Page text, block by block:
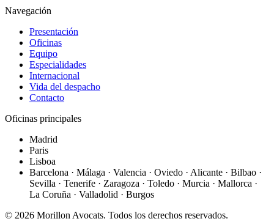
Navegación
Presentación
Oficinas
Equipo
Especialidades
Internacional
Vida del despacho
Contacto
Oficinas principales
Madrid
Paris
Lisboa
Barcelona · Málaga · Valencia · Oviedo · Alicante · Bilbao ·
Sevilla · Tenerife · Zaragoza · Toledo · Murcia · Mallorca ·
La Coruña · Valladolid · Burgos
© 2026 Morillon Avocats. Todos los derechos reservados.